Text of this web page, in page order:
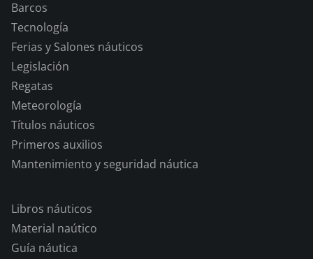
Barcos
Tecnología
Ferias y Salones náuticos
Legislación
Regatas
Meteorología
Títulos náuticos
Primeros auxilios
Mantenimiento y seguridad náutica
Libros náuticos
Material naútico
Guía náutica